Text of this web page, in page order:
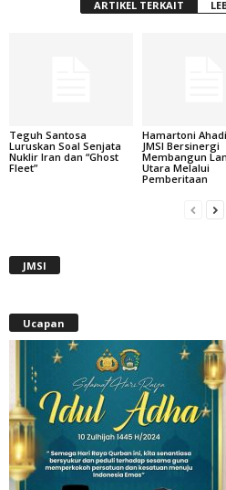
ARTIKEL TERKAIT
Teguh Santosa
Luruskan Soal Senjata
Nuklir Iran dan “Ghost
Fleet”
Hamartoni
JMSI Bersinergi
Membangun
Utara Melalui
Pemberitaan
JMSI
Ucapan